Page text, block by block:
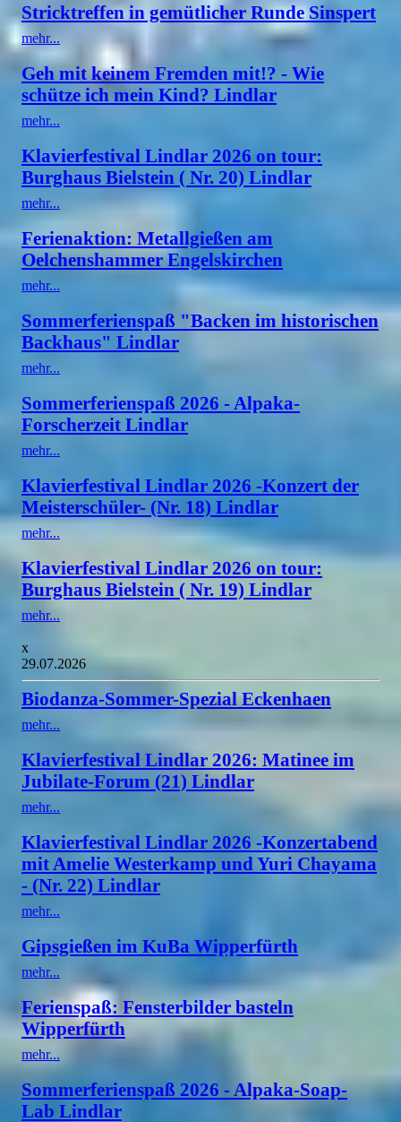
Stricktreffen in gemütlicher Runde Sinspert
mehr...
Geh mit keinem Fremden mit!? - Wie
schütze ich mein Kind? Lindlar
mehr...
Klavierfestival Lindlar 2026 on tour:
Burghaus Bielstein ( Nr. 20) Lindlar
mehr...
Ferienaktion: Metallgießen am
Oelchenshammer Engelskirchen
mehr...
Sommerferienspaß "Backen im historischen
Backhaus" Lindlar
mehr...
Sommerferienspaß 2026 - Alpaka-
Forscherzeit Lindlar
mehr...
Klavierfestival Lindlar 2026 -Konzert der
Meisterschüler- (Nr. 18) Lindlar
mehr...
Klavierfestival Lindlar 2026 on tour:
Burghaus Bielstein ( Nr. 19) Lindlar
mehr...
x
29.07.2026
Biodanza-Sommer-Spezial Eckenhaen
mehr...
Klavierfestival Lindlar 2026: Matinee im
Jubilate-Forum (21) Lindlar
mehr...
Klavierfestival Lindlar 2026 -Konzertabend
mit Amelie Westerkamp und Yuri Chayama
- (Nr. 22) Lindlar
mehr...
Gipsgießen im KuBa Wipperfürth
mehr...
Ferienspaß: Fensterbilder basteln
Wipperfürth
mehr...
Sommerferienspaß 2026 - Alpaka-Soap-
Lab Lindlar